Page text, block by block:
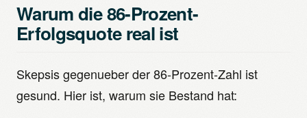
Warum die 86-Prozent-
Erfolgsquote real ist
Skepsis gegenueber der 86-Prozent-Zahl ist
gesund. Hier ist, warum sie Bestand hat: